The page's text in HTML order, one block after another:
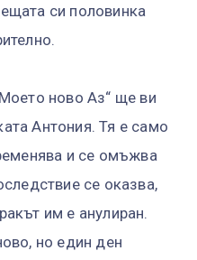
си половинка
ново Аз“ ще ви
Антония. Тя е само
и се омъжва
се оказва,
им е анулиран.
но един ден